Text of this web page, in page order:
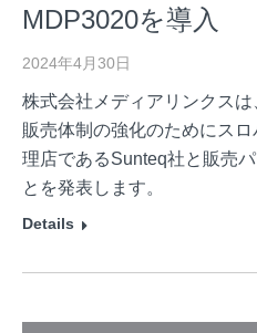
MDP3020を導入
2024年4月30日
株式会社メディアリンクス
販売体制の強化のためにス
理店であるSunteq社と販売
とを発表します。
Details